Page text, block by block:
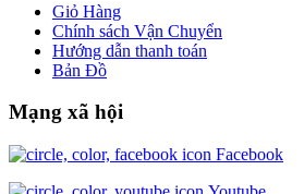
Giỏ Hàng
Chính sách Vận Chuyển
Hướng dẫn thanh toán
Bản Đồ
Mạng xã hội
Facebook